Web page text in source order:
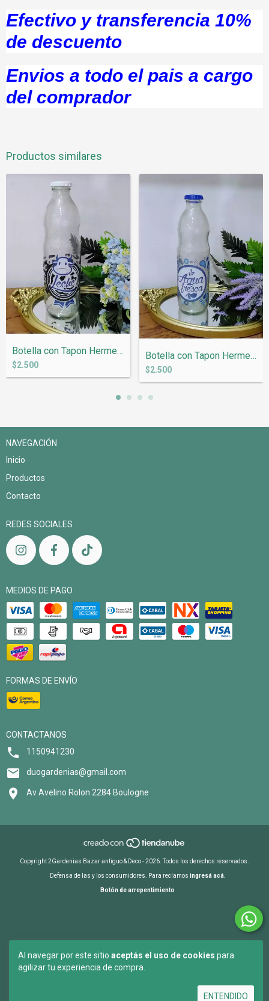
Al navegar por este sitio aceptás el uso de cookies para
agilizar tu experiencia de compra.
ENTENDIDO
Efectivo y transferencia 10%
de descuento
Envios a todo el pais a cargo
del comprador
Productos similares
Botella con Tapon Hermetico 1 litro &quo...
$2.500
Botella con Tapon Hermetico 1 litro &quo...
$2.500
NAVEGACIÓN
Inicio
Productos
Contacto
REDES SOCIALES
MEDIOS DE PAGO
FORMAS DE ENVÍO
CONTACTANOS
1150941230
duogardenias@gmail.com
Av Avelino Rolon 2284 Boulogne
Copyright 2Gardenias Bazar antiguo & Deco - 2026. Todos los derechos reservados.
Defensa de las y los consumidores. Para reclamos ingresá acá.
Botón de arrepentimiento